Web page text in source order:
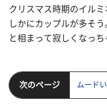
クリスマス時期のイル
しかにカップルが多そ
と相まって寂しくなっち
次のページ ムード